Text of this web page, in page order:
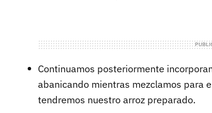
Continuamos posteriormente
abanicando mientras mezclamos para
tendremos nuestro arroz preparado.